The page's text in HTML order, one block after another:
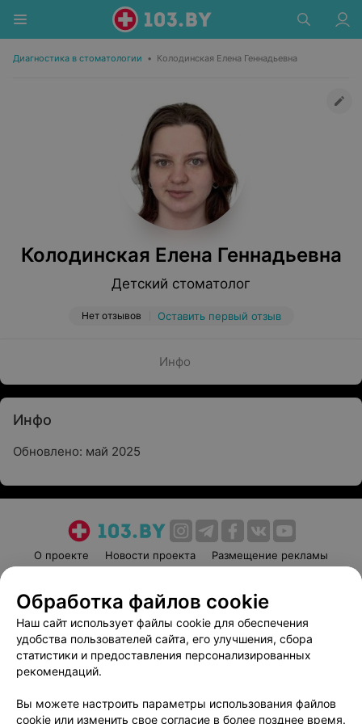
Диагностика в стоматологии • Колодинская Елена Геннадьевна
Колодинская Елена Геннадьевна
Детский стоматолог
Нет отзывов Оставить первый отзыв
Инфо
Инфо
Обновлено: май 2025
О проекте Новости проекта
Размещение рекламы
Пользовательское соглашение
Способы оплаты
Вакансии
Партнеры
Написать руководителю 103.by
Обработка персональных данных
Обработка файлов cookie
Наш сайт использует файлы cookie для обеспечения
удобства пользователей сайта, его улучшения, сбора
статистики и предоставления персонализированных
рекомендаций.
Вы можете настроить параметры использования файлов
cookie или изменить свое согласие в более позднее время.